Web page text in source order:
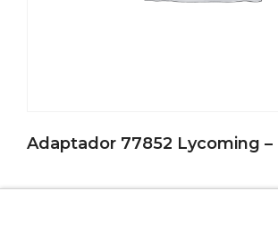
Adaptador 77852 Lycoming –